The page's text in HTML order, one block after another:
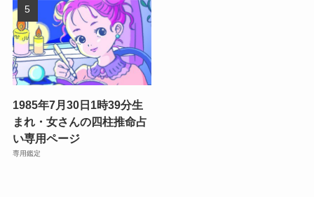
1985年7月30日1時39分生
まれ・女さんの四柱推命占
い専用ページ
専用鑑定